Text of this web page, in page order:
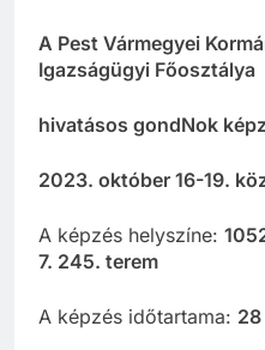
A Pest Vármegyei
Igazságügyi Főosztálya
hivatásos gondNok
2023. október 16-19.
A képzés helyszíne:
7. 245. terem
A képzés időtartama: 28